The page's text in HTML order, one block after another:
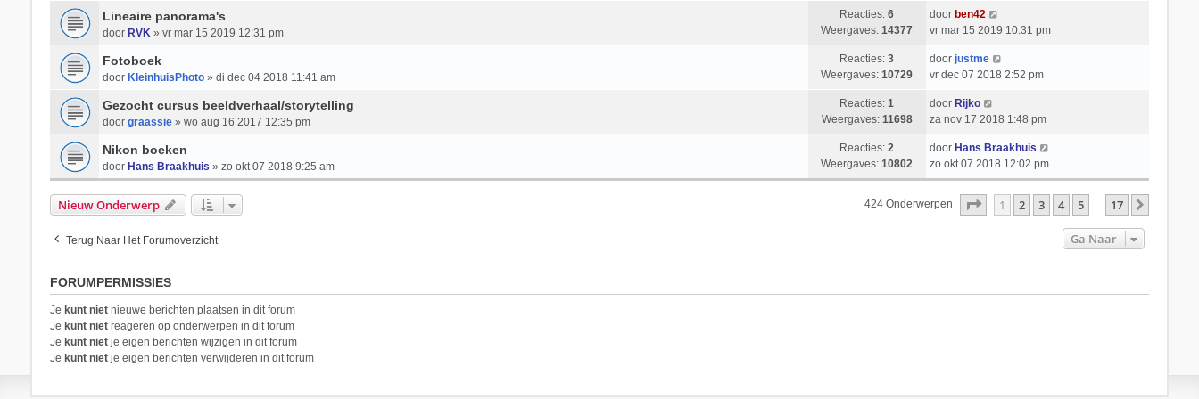
Lineaire panorama's
door RVK» vr mar 15 2019 12:31 pm
Reacties:6
Weergaves:14377
door ben42
vr mar 15 2019 10:31 pm
Fotoboek
door KleinhuisPhoto» di dec 04 2018 11:41 am
Reacties:3
Weergaves:10729
door justme
vr dec 07 2018 2:52 pm
Gezocht cursus beeldverhaal/storytelling
door graassie» wo aug 16 2017 12:35 pm
Reacties:1
Weergaves: 11698
door Rijko
za nov 17 2018 1:48 pm
Nikon boeken
door Hans Braakhuis » zo okt 07 2018 9:25 am
Reacties:2
Weergaves:10802
door Hans Braakhuis
zo okt 07 2018 12:02 pm
Nieuw Onderwerp 424 Onderwerpen Pagina1 Van 17
1 2 3 4 5 … 17
Terug Naar Het Forumoverzicht Ga Naar
FORUMPERMISSIES
Je kunt nietnieuwe berichten plaatsen in dit forum
Je kunt nietreageren op onderwerpen in dit forum
Je kunt nietje eigen berichten wijzigen in dit forum
Je kunt nietje eigen berichten verwijderen in dit forum